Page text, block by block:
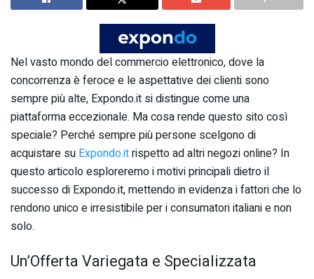
Nel vasto mondo del commercio elettronico, dove la
concorrenza è feroce e le aspettative dei clienti sono
sempre più alte, Expondo.it si distingue come una
piattaforma eccezionale. Ma cosa rende questo sito così
speciale? Perché sempre più persone scelgono di
acquistare su Expondo.itrispetto ad altri negozi online? In
questo articolo esploreremo i motivi principali dietro il
successo di Expondo.it, mettendo in evidenza i fattori che lo
rendono unico e irresistibile per i consumatori italiani e non
solo.
Un’Offerta Variegata e Specializzata